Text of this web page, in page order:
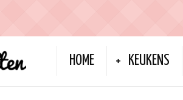
HOME KEUKENS